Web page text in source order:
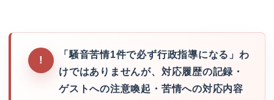
「騒音苦情1件で必ず行政指導になる」わ
けではありませんが、対応履歴の記録・
ゲストへの注意喚起・苦情への対応内容